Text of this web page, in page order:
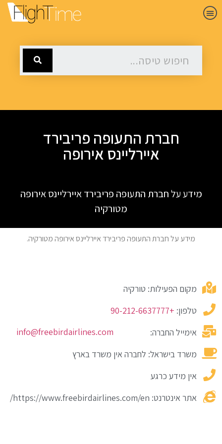
חברת התעופה פריבירד
איירליינס אירופה
מידע על חברת התעופה פריבירד איירליינס אירופה
מטורקיה
מידע על חברת התעופה פריבירד איירליינס אירופה מטורקיה.
מקום הפעילות: טורקיה
טלפון: +90-212-6637777
אימייל החברה:
info@freebirdairlines.com
משרד בישראל: לחברה אין משרד בארץ
אין מידע כרגע
אתר אינטרנט: https://www.freebirdairlines.com/en/